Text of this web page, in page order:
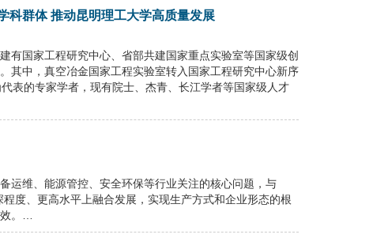
科群体 推动昆明理工大学高质量发展
有国家工程研究中心、省部共建国家重点实验室等国家级创
其中，真空冶金国家工程实验室转入国家工程研究中心新序
表的专家学者，现有院士、杰青、长江学者等国家级人才
运维、能源管控、安全环保等行业关注的核心问题，与
度、更高水平上融合发展，实现生产方式和企业形态的根
。…